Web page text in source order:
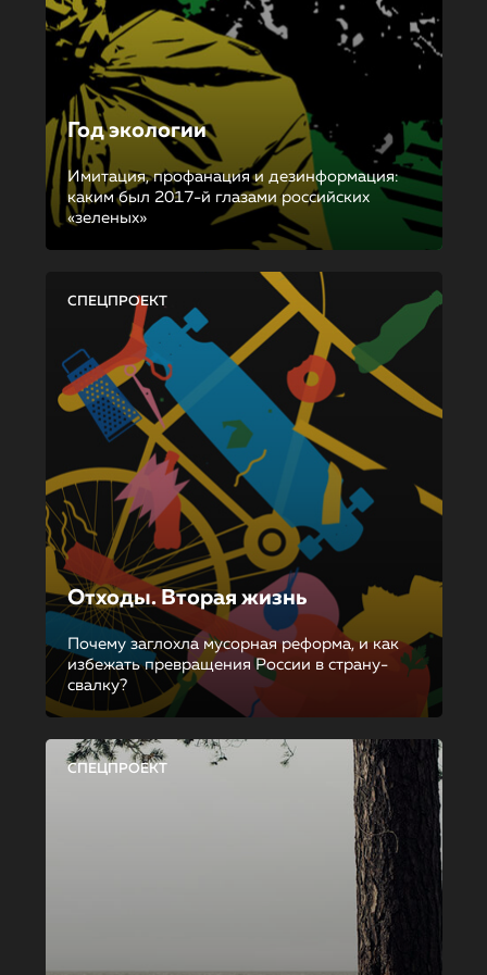
Год экологии
Имитация, профанация и дезинформация:
каким был 2017-й глазами российских
«зеленых»
СПЕЦПРОЕКТ
Отходы. Вторая жизнь
Почему заглохла мусорная реформа, и как
избежать превращения России в страну-
свалку?
СПЕЦПРОЕКТ